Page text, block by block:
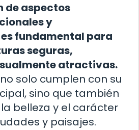
de aspectos
y
fundamental para
seguras,
atractivas.
solo cumplen con su
sino que también
belleza y el carácter
y paisajes.